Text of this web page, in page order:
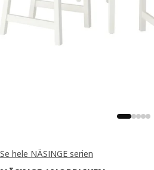
Se hele NÄSINGE serien